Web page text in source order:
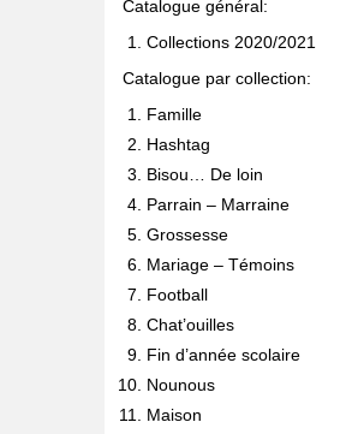
Catalogue général:
Collections 2020/2021
Catalogue par collection:
Famille
Hashtag
Bisou… De loin
Parrain – Marraine
Grossesse
Mariage – Témoins
Football
Chat’ouilles
Fin d’année scolaire
Nounous
Maison